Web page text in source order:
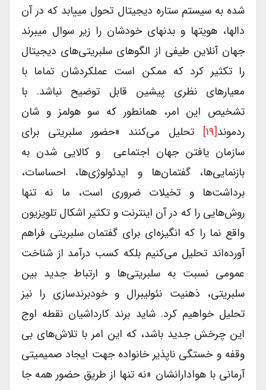
شده به سیستم ستاره دیجیتال تحول مییابد که در آن
دالها، هویتها و بدنهای خودشان را زیر سوال میبرند
جهان آنلاین طیفی از الگوهای سلبریتی‌های دیجیتال
را تکثیر کرد که ممکن است عملکردشان تماما با
معیارهای نظری پیشین قابل توضیح نباشد. با
تشخیص این امر، همانطور که سو هولمز و شان
ردموند[۱۹]
تحلیل می‌کنند «حضور سلبریتی برای
سازمان یافتن جهان اجتماعی و کالایی شدن به
بازنمایی‌ها، گفتمان‌ها و ایدئولوژی‌ها، احساسات،
برداشت‌ها و تخیلات ضروری است، ما نه تنها
روش‌هایی را که در آن اینترنت و تکثیر اشکال تلویزیون
واقع نما را که انگیزه‌ای برای گفتمان سلبریتی فراهم
آورده‌اند تحلیل می‌کنیم بلکه کسب درآمد از شناخت
عمومی نسبت به سلبریتی‌ها و ارتباط جدید بین
سلبریتی، ذهنیت نئولیبرال و خودبرندسازی را نیز
تحلیل خواهیم کرد. شاید برند کارداشیان نقطه اوج
این چرخش جدید باشد، که این امر با تلاش‌های بی
وقفه و خستگی ناپذیر خانواده جهت ایجاد صمیمیتی
آرمانی با هوادارانشان «نه تنها از طریق حضور همه جا